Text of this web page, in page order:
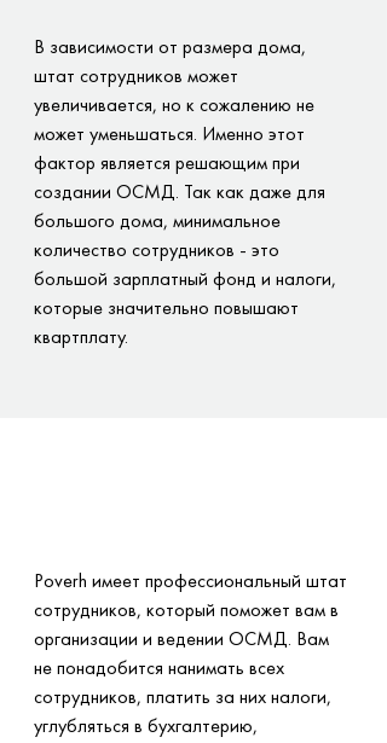
В зависимости от размера дома,
штат сотрудников может
увеличивается, но к сожалению не
может уменьшаться. Именно этот
фактор является решающим при
создании ОСМД. Так как даже для
большого дома, минимальное
количество сотрудников - это
большой зарплатный фонд и налоги,
которые значительно повышают
квартплату.
Poverh имеет профессиональный штат
сотрудников, который поможет вам в
организации и ведении ОСМД. Вам
не понадобится нанимать всех
сотрудников, платить за них налоги,
углубляться в бухгалтерию,